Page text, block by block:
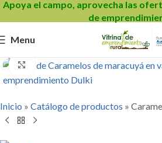
Apoya el campo, aprovecha las
de
Menu
Click to enlarge
Inicio » Catálogo de productos »